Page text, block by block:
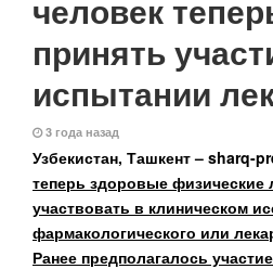
человек
принять
испытании
3 года назад
Узбекистан, Ташкент – sharq-
теперь здоровые физические
участвовать в клиническом
фармакологического или
Ранее предполагалось